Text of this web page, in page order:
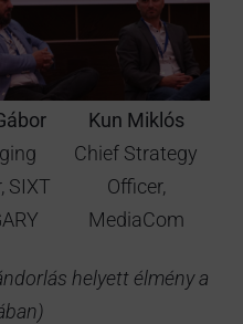
SIXT
Kun Miklós
Chief Strategy
Officer,
MediaCom
helyett élmény a